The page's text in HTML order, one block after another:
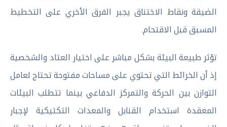
الضيقة ونقاط الاختناق يجبر الفرق الأخري على التخطيط
المسبق قبل الاقتحام.
تؤثر طبيعة البيئة بشكل مباشر على اختيار العتاد والشخصية
إذ أن الخرائط التي تحتوي على مساحات مفتوحة تحتاج لعامل
التوازن بين الحركة والتمركز الدفاعي بينما تتطلب البيئات
المعقدة استخدام القنابل والمعدات التكتيكية لإجبار